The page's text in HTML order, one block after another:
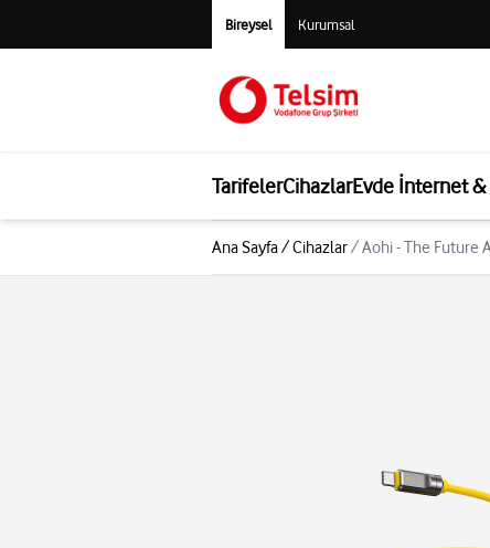
Bireysel Kurumsal
TarifelerCihazlarEvde İnternet &
Ana Sayfa/Cihazlar/Aohi - The Future